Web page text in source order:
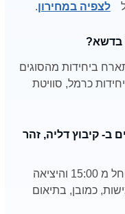
לצפיה במחירון.
בדשא?
ביחידות מהסוגים
כרמל, סוויטת
ב- קיבוץ דליה, זהר
על פי רוב זמן הכניסה המשוער הוא החל מ 15:00 והיציאה
גמישות, כמובן, בתיאום